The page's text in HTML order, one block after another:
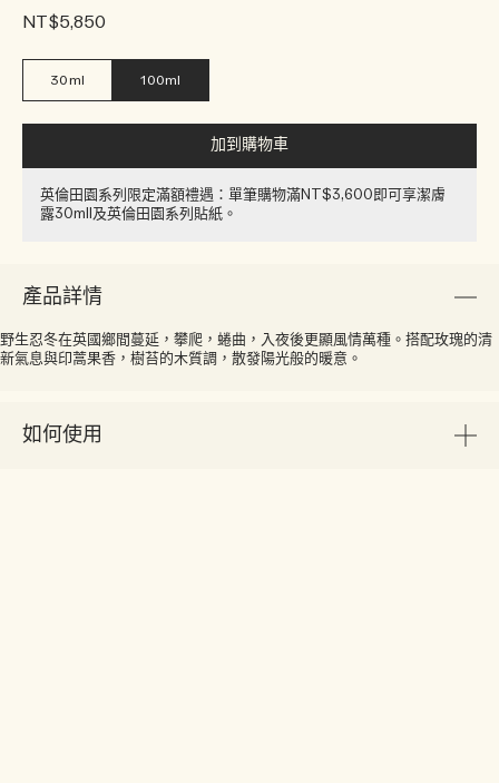
NT$5,850
30ml 100ml
加到購物車
英倫田園系列限定滿額禮遇：單筆購物滿NT$3,600即可享潔膚
露30ml​l​​及英倫田園系列貼紙​。
產品詳情
野生忍冬在英國鄉間蔓延，攀爬，蜷曲，入夜後更顯風情萬種。搭配玫瑰的清
新氣息與印蒿果香，樹苔的木質調，散發陽光般的暖意。
如何使用